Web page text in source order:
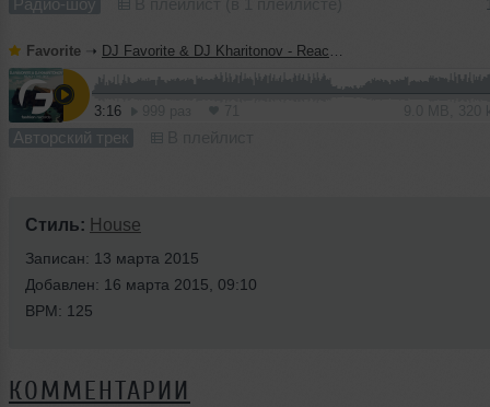
Favorite ➝ DJ Favorite & DJ Kharitonov - Reach The Sky (Radio Edit)
3:16
Авторский трек
Стиль: House
Записан: 13 марта 2015
Добавлен: 16 марта 2015, 09:10
BPM: 125
КОММЕНТАРИИ